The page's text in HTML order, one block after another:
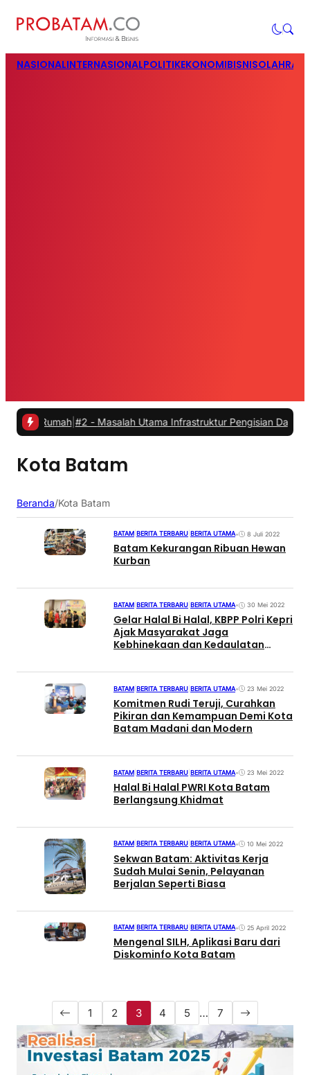
NASIONALINTERNASIONALPOLITIKEKONOMIBISNIS
|#2 -Masalah Utama Infrastruktur Pengisian Daya untuk
Kota Batam
Beranda/Kota Batam
BATAM BERITA TERBARU BERITA UTAMA• 8 Juli 2022
Batam Kekurangan Ribuan Hewan
Kurban
BATAM BERITA TERBARU BERITA UTAMA• 30 Mei 2022
Gelar Halal Bi Halal, KBPP Polri Kepri
Ajak Masyarakat Jaga
Kebhinekaan dan Kedaulatan
BATAM BERITA TERBARU BERITA UTAMA• 23 Mei 2022
Komitmen Rudi Teruji, Curahkan
Pikiran dan Kemampuan Demi Kota
Batam Madani dan Modern
BATAM BERITA TERBARU BERITA UTAMA• 23 Mei 2022
Halal Bi Halal PWRI Kota Batam
Berlangsung Khidmat
BATAM BERITA TERBARU BERITA UTAMA• 10 Mei 2022
Sekwan Batam: Aktivitas Kerja
Sudah Mulai Senin, Pelayanan
Berjalan Seperti Biasa
BATAM BERITA TERBARU BERITA UTAMA• 25 April 2022
Mengenal SILH, Aplikasi Baru dari
Diskominfo Kota Batam
1 2 3 4 5 … 7